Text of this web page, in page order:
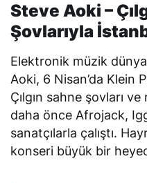
Steve Aoki –
Şovlarıyla
Elektronik müzik
Aoki, 6 Nisan’da Klein
Çılgın sahne şovları
daha önce Afrojack,
sanatçılarla çalıştı.
konseri büyük bir